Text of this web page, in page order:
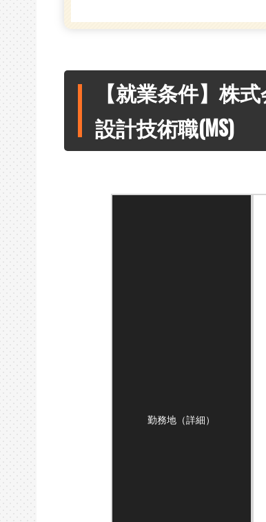
【就業条件】株
設計技術職(MS)
勤務地（詳細）